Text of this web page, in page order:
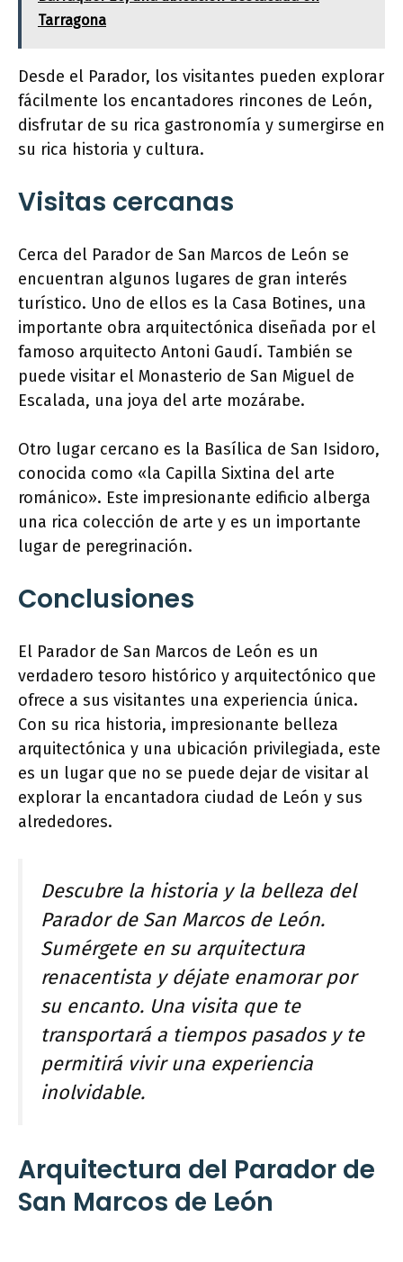
Tarragona
Desde el Parador, los visitantes pueden explorar
fácilmente los encantadores rincones de León,
disfrutar de su rica gastronomía y sumergirse en
su rica historia y cultura.
Visitas cercanas
Cerca del Parador de San Marcos de León se
encuentran algunos lugares de gran interés
turístico. Uno de ellos es la Casa Botines, una
importante obra arquitectónica diseñada por el
famoso arquitecto Antoni Gaudí. También se
puede visitar el Monasterio de San Miguel de
Escalada, una joya del arte mozárabe.
Otro lugar cercano es la Basílica de San Isidoro,
conocida como «la Capilla Sixtina del arte
románico». Este impresionante edificio alberga
una rica colección de arte y es un importante
lugar de peregrinación.
Conclusiones
El Parador de San Marcos de León es un
verdadero tesoro histórico y arquitectónico que
ofrece a sus visitantes una experiencia única.
Con su rica historia, impresionante belleza
arquitectónica y una ubicación privilegiada, este
es un lugar que no se puede dejar de visitar al
explorar la encantadora ciudad de León y sus
alrededores.
Descubre la historia y la belleza del
Parador de San Marcos de León.
Sumérgete en su arquitectura
renacentista y déjate enamorar por
su encanto. Una visita que te
transportará a tiempos pasados y te
permitirá vivir una experiencia
inolvidable.
Arquitectura del Parador de
San Marcos de León